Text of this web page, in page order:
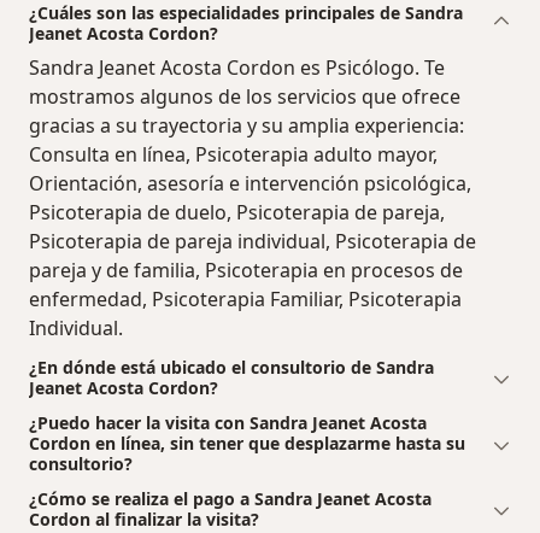
¿Cuáles son las especialidades principales de Sandra
Jeanet Acosta Cordon?
Sandra Jeanet Acosta Cordon es Psicólogo. Te
mostramos algunos de los servicios que ofrece
gracias a su trayectoria y su amplia experiencia:
Consulta en línea, Psicoterapia adulto mayor,
Orientación, asesoría e intervención psicológica,
Psicoterapia de duelo, Psicoterapia de pareja,
Psicoterapia de pareja individual, Psicoterapia de
pareja y de familia, Psicoterapia en procesos de
enfermedad, Psicoterapia Familiar, Psicoterapia
Individual.
¿En dónde está ubicado el consultorio de Sandra
Jeanet Acosta Cordon?
¿Puedo hacer la visita con Sandra Jeanet Acosta
Cordon en línea, sin tener que desplazarme hasta su
consultorio?
¿Cómo se realiza el pago a Sandra Jeanet Acosta
Cordon al finalizar la visita?